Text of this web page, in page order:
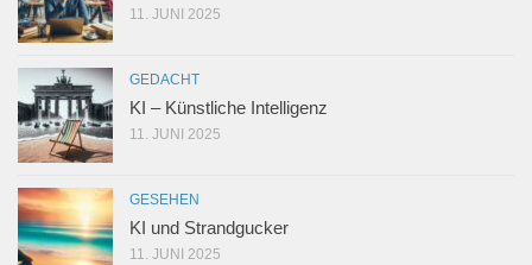
11. JUNI 2025
GEDACHT
KI – Künstliche Intelligenz
11. JUNI 2025
GESEHEN
KI und Strandgucker
11. JUNI 2025